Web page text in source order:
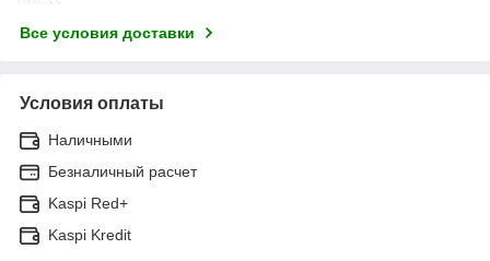
Все условия доставки
Условия оплаты
Наличными
Безналичный расчет
Kaspi Red+
Kaspi Kredit